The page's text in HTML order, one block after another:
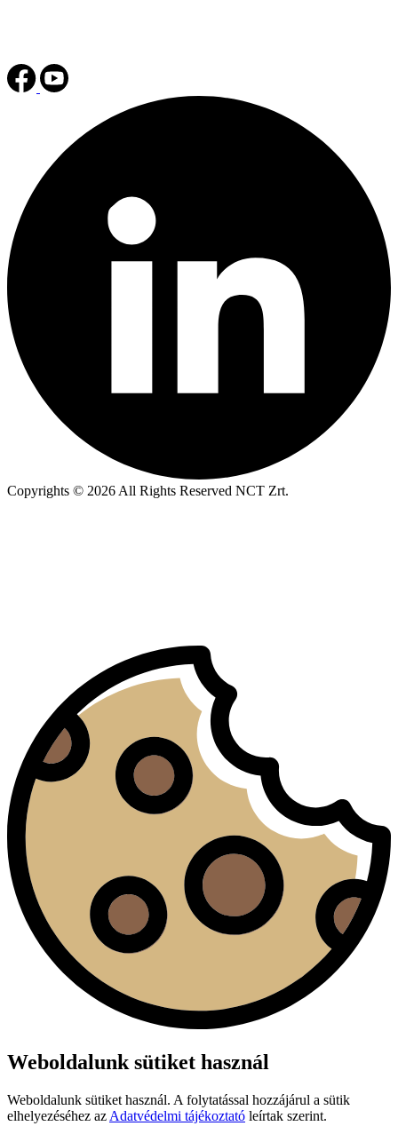
Copyrights © 2026 All Rights Reserved NCT Zrt.
Weboldalunk sütiket használ
Weboldalunk sütiket használ. A folytatással hozzájárul a sütik
elhelyezéséhez az Adatvédelmi tájékoztató leírtak szerint.